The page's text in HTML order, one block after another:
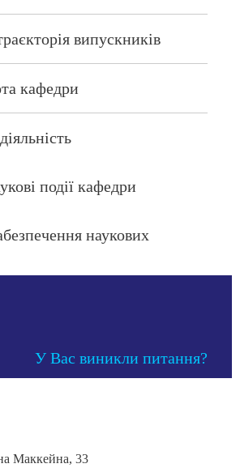
випускників
кафедри
події кафедри
наукових
У Вас виникли питання?
Маккейна, 33